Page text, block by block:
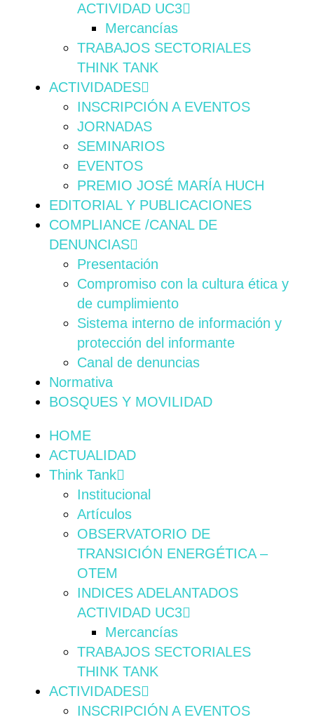
ACTIVIDAD UC3
Mercancías
TRABAJOS SECTORIALES
THINK TANK
ACTIVIDADES
INSCRIPCIÓN A EVENTOS
JORNADAS
SEMINARIOS
EVENTOS
PREMIO JOSÉ MARÍA HUCH
EDITORIAL Y PUBLICACIONES
COMPLIANCE /CANAL DE
DENUNCIAS
Presentación
Compromiso con la cultura ética y
de cumplimiento
Sistema interno de información y
protección del informante
Canal de denuncias
Normativa
BOSQUES Y MOVILIDAD
HOME
ACTUALIDAD
Think Tank
Institucional
Artículos
OBSERVATORIO DE
TRANSICIÓN ENERGÉTICA –
OTEM
INDICES ADELANTADOS
ACTIVIDAD UC3
Mercancías
TRABAJOS SECTORIALES
THINK TANK
ACTIVIDADES
INSCRIPCIÓN A EVENTOS